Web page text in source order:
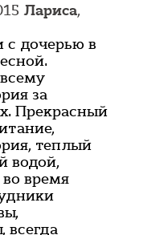
Лариса,
с дочерью в
за
Прекрасный
теплый
водой,
время
всегда